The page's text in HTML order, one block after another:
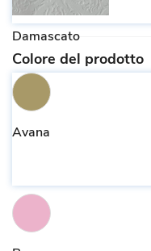
Damascato
Colore del prodotto
Avana